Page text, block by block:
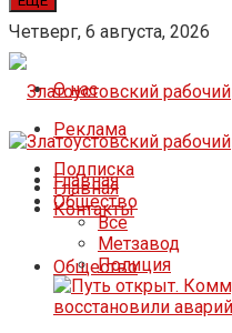
Четверг, 6 августа, 2026
О нас
Реклама
Подписка
Контакты
Главная
Общество
Главная
Общество
Все
Метзавод
Полиция